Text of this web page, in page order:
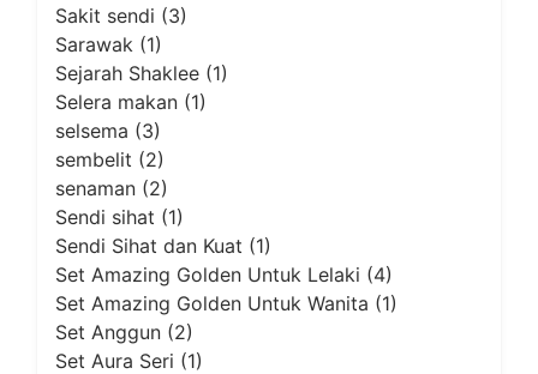
Sakit sendi (3)
Sarawak (1)
Sejarah Shaklee (1)
Selera makan (1)
selsema (3)
sembelit (2)
senaman (2)
Sendi sihat (1)
Sendi Sihat dan Kuat (1)
Set Amazing Golden Untuk Lelaki (4)
Set Amazing Golden Untuk Wanita (1)
Set Anggun (2)
Set Aura Seri (1)